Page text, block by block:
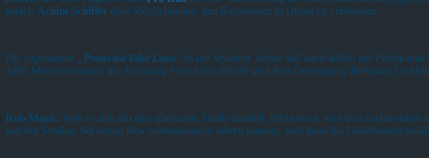
sprach Achim Schiffer über Möglichkeiten, den Radverkehr in Düren zu verbessern.
Die sogenannte „ Protected Bike Lane“ in der Veldener Straße soll nach Willen der Politik
1000 Metern zwischen der Kreuzung Fritz-Erler-Straße und dem Ortseingang Birkesdorf in
Rob Maris: Weil es sich um eine überbreite Straße handelt. Nicht etwa, weil dort nachweislich
solchen Straßen, bei denen Pkw nebeneinander fahren können, weil dann die